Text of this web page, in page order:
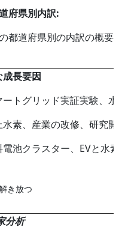
府県別内訳:
都道府県別の内訳の概要
成長要因
ートグリッド実証実験、水
水素、産業の改修、研究開
電池クラスター、EVと水素
き放つ
分析